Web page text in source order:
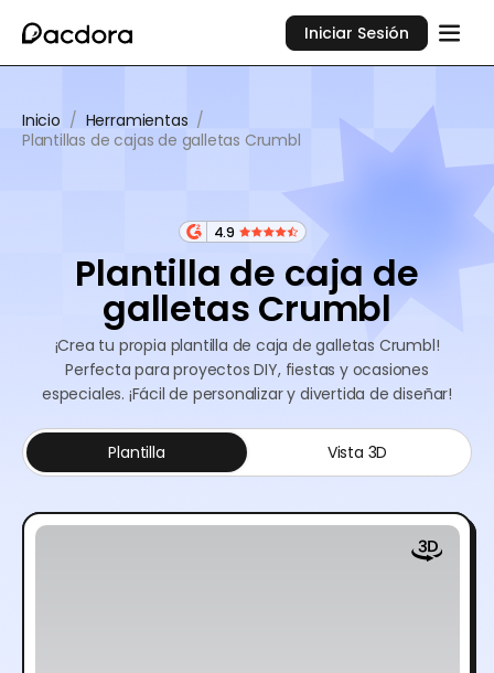
Iniciar Sesión
Inicio / Herramientas /
Plantillas de cajas de galletas Crumbl
4.9
Plantilla de caja de
galletas Crumbl
¡Crea tu propia plantilla de caja de galletas Crumbl!
Perfecta para proyectos DIY, fiestas y ocasiones
especiales. ¡Fácil de personalizar y divertida de diseñar!
Plantilla Vista 3D